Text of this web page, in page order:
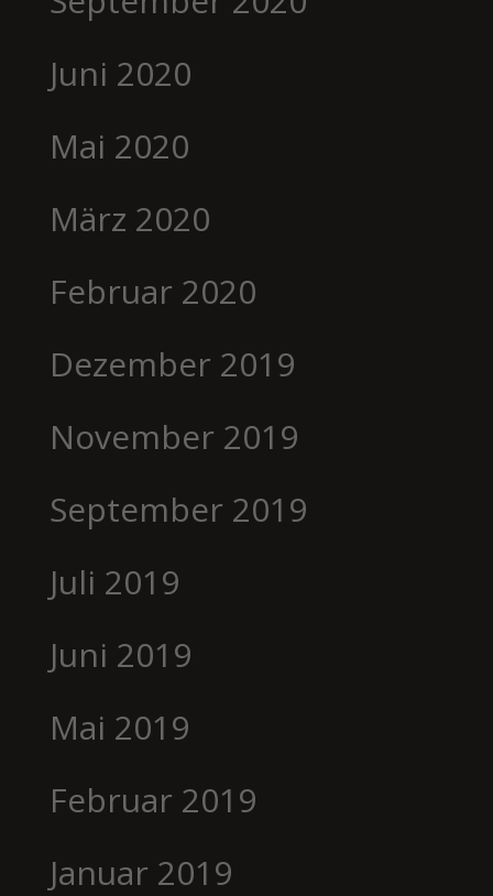
Juni 2020
Mai 2020
März 2020
Februar 2020
Dezember 2019
November 2019
September 2019
Juli 2019
Juni 2019
Mai 2019
Februar 2019
Januar 2019